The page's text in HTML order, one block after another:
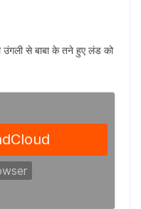
से बाबा के तने हुए लंड को